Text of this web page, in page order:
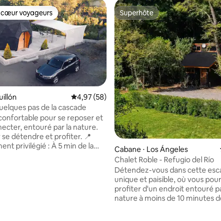
sur la base de 16 commentaires : 5 sur 5
cœur voyageurs
voyageurs
Évaluation moyenne sur la base de 58
4,97 (58)
pas de la cascade
pour se reposer et
entouré par la nature.
détendre et profiter. 📍
privilégié : À 5 min de la
Superhôte
Superhôte
Cabane ⋅ Los Ángeles
Chalet Roble - Refugio del Río
Détendez-vous dans cette
unique et paisible, où vous
profiter d'un endroit entouré
nature à moins de 10 minutes